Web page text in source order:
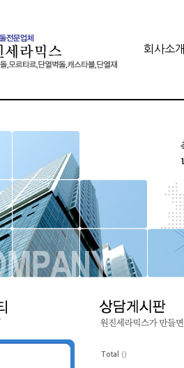
회사소개
Total ()